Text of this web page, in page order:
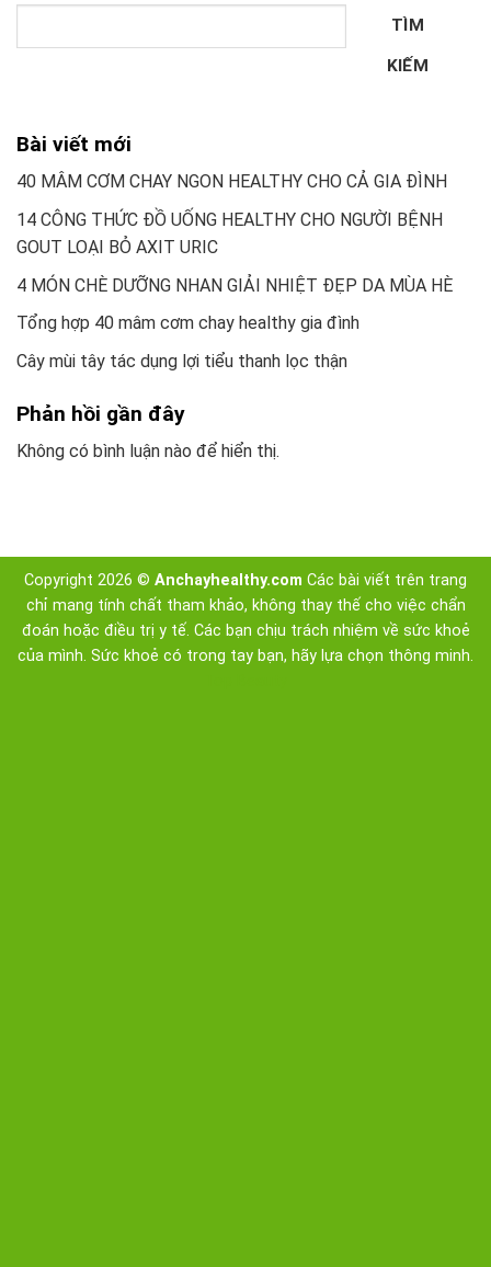
TÌM
KIẾM
Bài viết mới
40 MÂM CƠM CHAY NGON HEALTHY CHO CẢ GIA ĐÌNH
14 CÔNG THỨC ĐỒ UỐNG HEALTHY CHO NGƯỜI BỆNH
GOUT LOẠI BỎ AXIT URIC
4 MÓN CHÈ DƯỠNG NHAN GIẢI NHIỆT ĐẸP DA MÙA HÈ
Tổng hợp 40 mâm cơm chay healthy gia đình
Cây mùi tây tác dụng lợi tiểu thanh lọc thận
Phản hồi gần đây
Không có bình luận nào để hiển thị.
Copyright 2026 © Anchayhealthy.com Các bài viết trên trang
chỉ mang tính chất tham khảo, không thay thế cho việc chẩn
đoán hoặc điều trị y tế. Các bạn chịu trách nhiệm về sức khoẻ
của mình. Sức khoẻ có trong tay bạn, hãy lựa chọn thông minh.